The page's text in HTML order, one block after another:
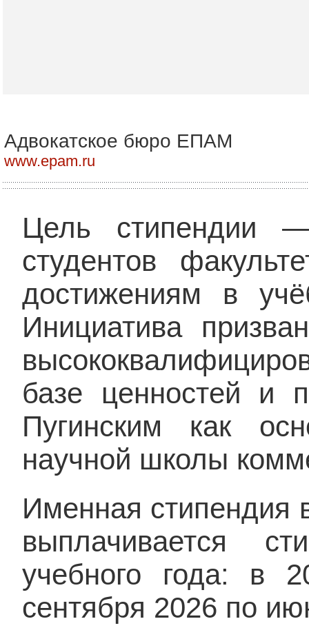
Адвокатское бюро ЕПАМ
www.epam.ru
Цель стипендии
студентов
достижениям в
Инициатива
базе ценностей и
Пугинским как
научной школы
Именная стипендия
выплачивается
учебного года: в
сентября 2026 по